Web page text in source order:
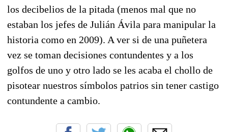
los decibelios de la pitada (menos mal que no
estaban los jefes de Julián Ávila para manipular la
historia como en 2009). A ver si de una puñetera
vez se toman decisiones contundentes y a los
golfos de uno y otro lado se les acaba el chollo de
pisotear nuestros símbolos patrios sin tener castigo
contundente a cambio.